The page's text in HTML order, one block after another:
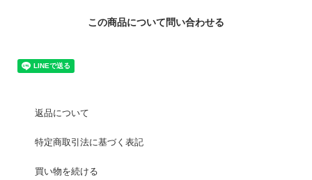
この商品について問い合わせる
返品について
特定商取引法に基づく表記
買い物を続ける